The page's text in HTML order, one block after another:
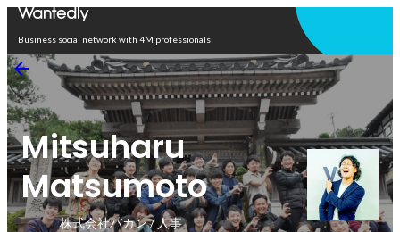
Business social network with 4M professionals
Mitsuharu
Matsumoto
株式会社バカン / 人事